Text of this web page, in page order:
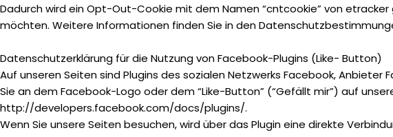
Dadurch wird ein Opt-Out-Cookie mit dem Namen “cntcookie” von
möchten. Weitere Informationen finden Sie in den
Datenschutzerklärung für die Nutzung von Facebook-Plugins (Like- Button)
Auf unseren Seiten sind Plugins des sozialen Netzwerks Facebook, Anbieter
Sie an dem Facebook-Logo oder dem “Like-Button” (“Gefällt mir”) auf
http://developers.facebook.com/docs/plugins/.
Wenn Sie unsere Seiten besuchen, wird über das Plugin eine direkte